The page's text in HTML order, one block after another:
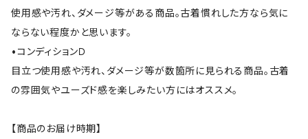
使用感や汚れ、ダメージ等がある商品。古着慣れした方なら気に
ならない程度かと思います。
•コンディションＤ
目立つ使用感や汚れ、ダメージ等が数箇所に見られる商品。古着
の雰囲気やユーズド感を楽しみたい方にはオススメ。
【商品のお届け時期】